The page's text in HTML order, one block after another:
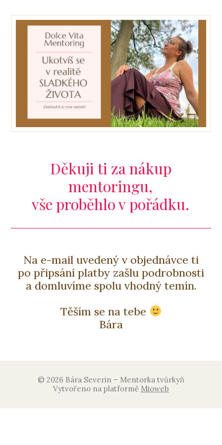
Děkuji ti za nákup
mentoringu,
vše proběhlo v pořádku.
Na e-mail uvedený v objednávce ti
po připsání platby zašlu podrobnosti
a domluvíme spolu vhodný temín.
Těším se na tebe
Bára
© 2026 Bára Severin – Mentorka tvůrkyň
Vytvořeno na platformě Mioweb